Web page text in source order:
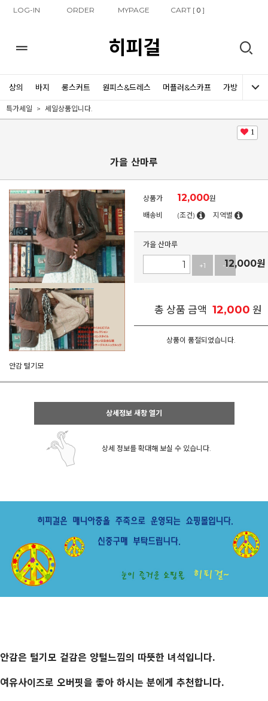
LOG-IN ORDER MYPAGE CART [0 ]
히피걸
상의 바지 롱스커트 원피스&드레스 머플러&스카프 가방 신발
특가세일 세일상품입니다.
1
가을 산마루
안감 털기모
상품가 12,000원
배송비
(조건) 지역별
가을 산마루
+1 -112,000원
총 상품 금액 12,000 원
상품이 품절되었습니다.
상세정보 새창 열기
상세 정보를 확대해 보실 수 있습니다.
안감은 털기모 겉감은 양털느낌의 따뜻한 녀석입니다.
여유사이즈로 오버핏을 좋아 하시는 분에게 추천합니다.